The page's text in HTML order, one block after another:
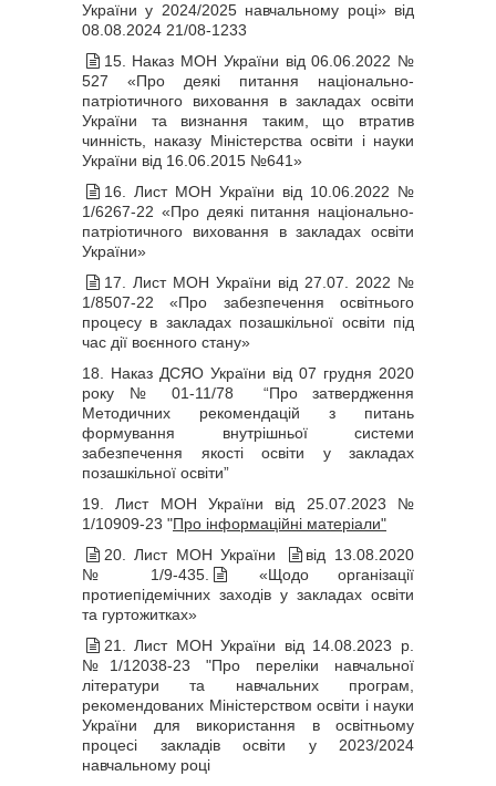
України у 2024/2025 навчальному році» від
08.08.2024 21/08-1233
15. Наказ МОН України від 06.06.2022 №
527 «Про деякі питання національно-
патріотичного виховання в закладах освіти
України та визнання таким, що втратив
чинність, наказу Міністерства освіти і науки
України від 16.06.2015 №641»
16. Лист МОН України від 10.06.2022 №
1/6267-22 «Про деякі питання національно-
патріотичного виховання в закладах освіти
України»
17. Лист МОН України від 27.07. 2022 №
1/8507-22 «Про забезпечення освітнього
процесу в закладах позашкільної освіти під
час дії воєнного стану»
18. Наказ ДСЯО України від 07 грудня 2020
року № 01-11/78 “Про затвердження
Методичних рекомендацій з питань
формування внутрішньої системи
забезпечення якості освіти у закладах
позашкільної освіти”
19. Лист МОН України від 25.07.2023 №
1/10909-23 "Про інформаційні матеріали"
20. Лист МОН України
від 13.08.2020
№ 1/9-435.
«Щодо організації
протиепідемічних заходів у закладах освіти
та гуртожитках»
21. Лист МОН України від 14.08.2023 р.
№1/12038-23 "Про переліки навчальної
літератури та навчальних програм,
рекомендованих Міністерством освіти і науки
України для використання в освітньому
процесі закладів освіти у 2023/2024
навчальному році